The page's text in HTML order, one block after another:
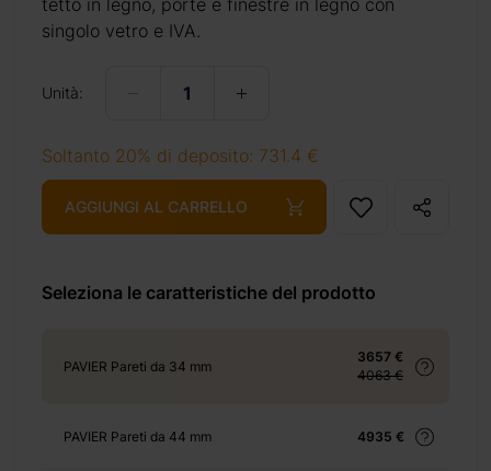
tetto in legno, porte e finestre in legno con
singolo vetro e IVA.
Unità:
Soltanto 20% di deposito: 731.4 €
AGGIUNGI AL CARRELLO
Seleziona le caratteristiche del prodotto
PAVIER Pareti da 34 mm
3657 €
4063 €
PAVIER Pareti da 44 mm 4935 €
+ 69 €
+ 155 €